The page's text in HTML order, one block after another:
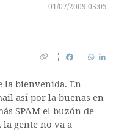
01/07/2009 03:05
la bienvenida. En
así por la buenas en
SPAM el buzón de
gente no va a